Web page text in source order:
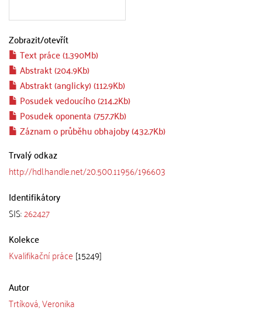
Zobrazit/otevřít
Text práce (1.390Mb)
Abstrakt (204.9Kb)
Abstrakt (anglicky) (112.9Kb)
Posudek vedoucího (214.2Kb)
Posudek oponenta (757.7Kb)
Záznam o průběhu obhajoby (432.7Kb)
Trvalý odkaz
http://hdl.handle.net/20.500.11956/196603
Identifikátory
SIS:262427
Kolekce
Kvalifikační práce [15249]
Autor
Trtíková, Veronika